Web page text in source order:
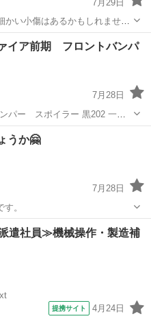
7月29日
かい小傷はあるかもしれません
、車外用品
イア前期 フロントバンパ
7月28日
パー スポイラー 黒202 一部
外用品
うか🤗
7月28日
。
車外用品 ウインカー
遣社員≫機械操作・製造補
提携サイト 4月24日